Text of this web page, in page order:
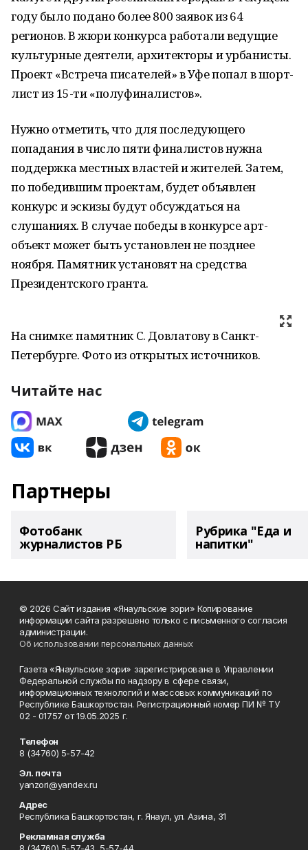
году было подано более 800 заявок из 64
регионов. В жюри конкурса работали ведущие
культурные деятели, архитекторы и урбанисты.
Проект «Встреча писателей» в Уфе попал в шорт-
лист из 15-ти «полуфиналистов».
Нужно отметить, что для последующего
попадания в число пяти финалистов нужна
поддержка местных властей и жителей. Затем,
по победившим проектам, будет объявлен
конкурс и эскизы будут обсуждаться на
слушаниях. В случае победы в конкурсе арт-
объект может быть установлен не позднее
ноября. Памятник установят на средства
Президентского гранта.
На снимке: памятник С. Довлатову в Санкт-
Петербурге. Фото из открытых источников.
Читайте нас
Партнеры
Фотобанк
журналистов РБ
Рубрика "Еда и
напитки"
© 2026 Сайт издания «Янаульские зори» Копирование
информации сайта разрешено только с письменного согласия
администрации.
Об использовании персональных данных
Газета «Янаульские зори» зарегистрирована в Управлении
Федеральной службы по надзору в сфере связи,
информационных технологий и массовых коммуникаций по
Республике Башкортостан. Регистрационный номер ПИ № ТУ
02 - 01757 от 19.05.2025 г.
Телефон
8 (34760) 5-57-42
Эл. почта
yanzori@yandex.ru
Адрес
Республика Башкортостан, г. Янаул, ул. Азина, 31
Рекламная служба